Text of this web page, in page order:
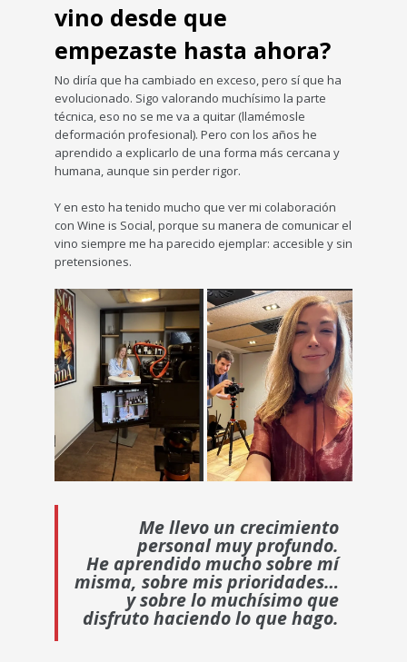
vino desde que
empezaste hasta ahora?
No diría que ha cambiado en exceso, pero sí que ha
evolucionado. Sigo valorando muchísimo la parte
técnica, eso no se me va a quitar (llamémosle
deformación profesional). Pero con los años he
aprendido a explicarlo de una forma más cercana y
humana, aunque sin perder rigor.
Y en esto ha tenido mucho que ver mi colaboración
con Wine is Social, porque su manera de comunicar el
vino siempre me ha parecido ejemplar: accesible y sin
pretensiones.
Me llevo un crecimiento
personal muy profundo.
He aprendido mucho sobre mí
misma, sobre mis prioridades…
y sobre lo muchísimo que
disfruto haciendo lo que hago.